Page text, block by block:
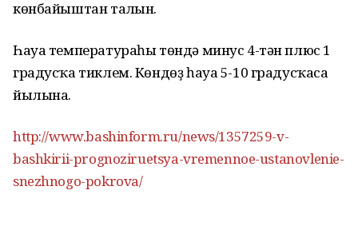
көнбайыштан талғын.
Һауа температураһы төндә минус 4-тән плюс 1
градусҡа тиклем. Көндөҙ һауа 5-10 градусҡаса
йылына.
http://www.bashinform.ru/news/1357259-v-
bashkirii-prognoziruetsya-vremennoe-ustanovlenie-
snezhnogo-pokrova/